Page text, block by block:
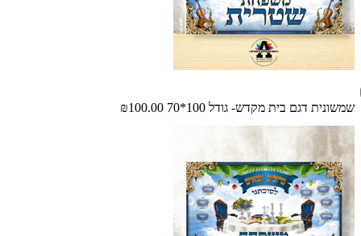
שמשונית דגם בית מקדש- גודל 100*70 ₪100.00